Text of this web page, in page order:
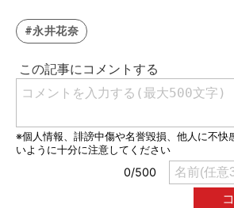
#永井花奈